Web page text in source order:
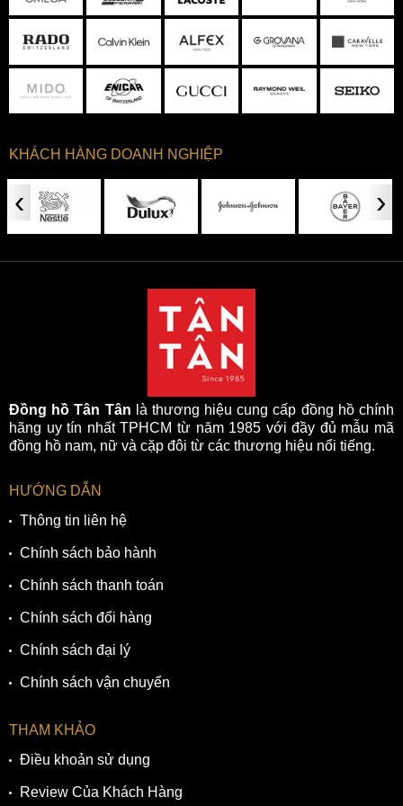
chắn với bề mặt hoàn thiện phay xước với niềng đáng bóng
cho độ bắt sang cao với phần càng nối vừa phải phù hợp
với cổ tay 15.5mm trở lên khi sở hữ kích cỡ 39mm. Đồng hồ
mét nước, với độ chịu nước này các anh có thể thoải mái
mang đi mưa, đi tắm, rửa tay mà không sợ làm ảnh hưởng
Bộ vỏ thép chắc chắn hoàn thiện bóng-mờ xen kẽ thẩm mỹ
hiện đại
đen lịch lãm nam tính
Đã từ lâu, dây kim loại luôn nổi tiếng với sự chắc chắn và
trang bị dây da cao cấp, bền nhẹ trên cổ tay. Dây da hai lớp
được may chắc chắn dọc viền dây với bề mặt thuộc đen dập
KHÁCH HÀNG DOANH NGHIỆP
‹ ›
Đồng hồ Tân Tân là thương hiệu cung cấp đồng hồ chính
hãng uy tín nhất TPHCM từ năm 1985 với đầy đủ mẫu mã
đồng hồ nam, nữ và cặp đôi từ các thương hiệu nổi tiếng.
HƯỚNG DẪN
Thông tin liên hệ
Chính sách bảo hành
Chính sách thanh toán
Chính sách đổi hàng
Chính sách đại lý
Chính sách vận chuyển
THAM KHẢO
Điều khoản sử dụng
Review Của Khách Hàng